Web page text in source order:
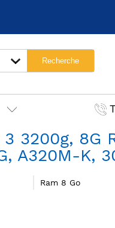
3200g, 8G
A320M-K,
Ram 8 Go